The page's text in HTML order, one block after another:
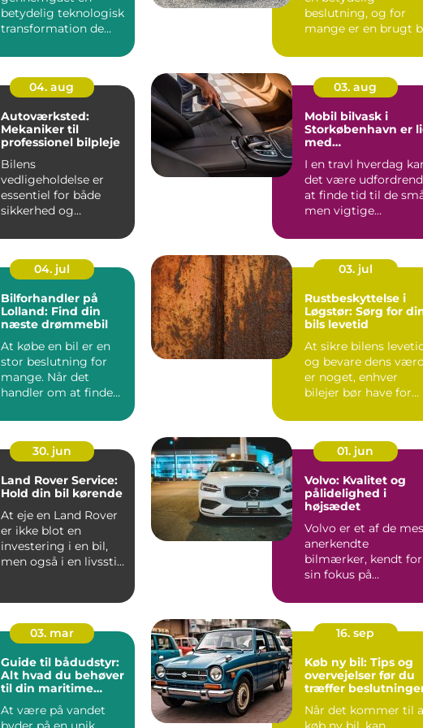
betydelig teknologisk
transformation de
beslutning, og for
mange er en brugt
04. aug
Autoværksted:
Mekaniker til
professionel bilpleje
Bilens
vedligeholdelse er
essentiel for både
sikkerhed og
er her betydn...
03. aug
Mobil bilvask i
Storkøbenhavn er
med
I en travl hverdag
det være
at finde tid til de
men vigtige
04. jul
Bilforhandler på
Lolland: Find din
næste drømmebil
At købe en bil er en
stor beslutning for
mange. Når det
handler om at finde
03. jul
Rustbeskyttelse i
Løgstør: Sørg for
bils levetid
At sikre bilens
og bevare dens
er noget, enhver
bilejer bør have for
30. jun
Land Rover Service:
Hold din bil kørende
At eje en Land Rover
er ikke blot en
investering i en bil,
men også i en livsstil
01. jun
Volvo: Kvalitet og
pålidelighed i
højsædet
Volvo er et af de
anerkendte
bilmærker, kendt for
sin fokus på
03. mar
Guide til bådudstyr:
Alt hvad du behøver
til din maritime
At være på vandet
16. sep
Køb ny bil: Tips og
overvejelser før du
træffer
Når det kommer til